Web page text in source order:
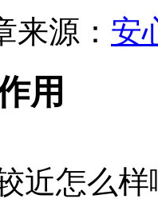
来源： 安
用
近怎么